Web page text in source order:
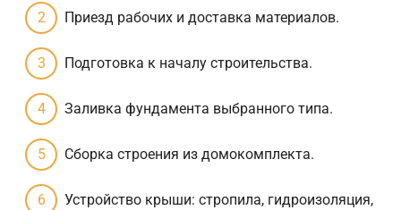
Приезд рабочих и доставка материалов.
Подготовка к началу строительства.
Заливка фундамента выбранного типа.
Сборка строения из домокомплекта.
Устройство крыши: стропила, гидроизоляция,